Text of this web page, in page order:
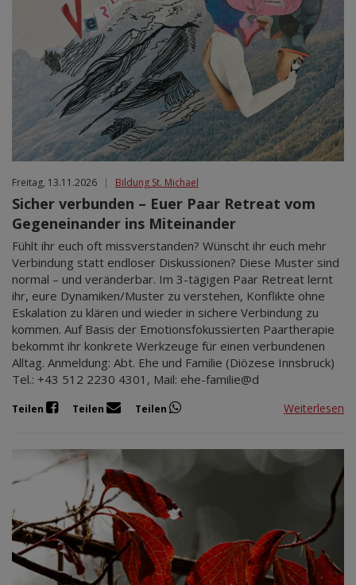
Freitag, 13.11.2026 Bildung St. Michael
Sicher verbunden – Euer Paar Retreat vom
Gegeneinander ins Miteinander
Fühlt ihr euch oft missverstanden? Wünscht ihr euch mehr
Verbindung statt endloser Diskussionen? Diese Muster sind
normal – und veränderbar. Im 3-tägigen Paar Retreat lernt
ihr, eure Dynamiken/Muster zu verstehen, Konflikte ohne
Eskalation zu klären und wieder in sichere Verbindung zu
kommen. Auf Basis der Emotionsfokussierten Paartherapie
bekommt ihr konkrete Werkzeuge für einen verbundenen
Alltag. Anmeldung: Abt. Ehe und Familie (Diözese Innsbruck)
Tel.: +43 512 2230 4301, Mail: ehe-familie@d
Teilen Teilen Teilen Weiterlesen